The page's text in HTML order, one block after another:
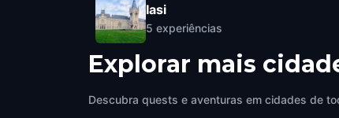
Iasi
5 experiências
Explorar mais
Descubra quests e aventuras em cidades de